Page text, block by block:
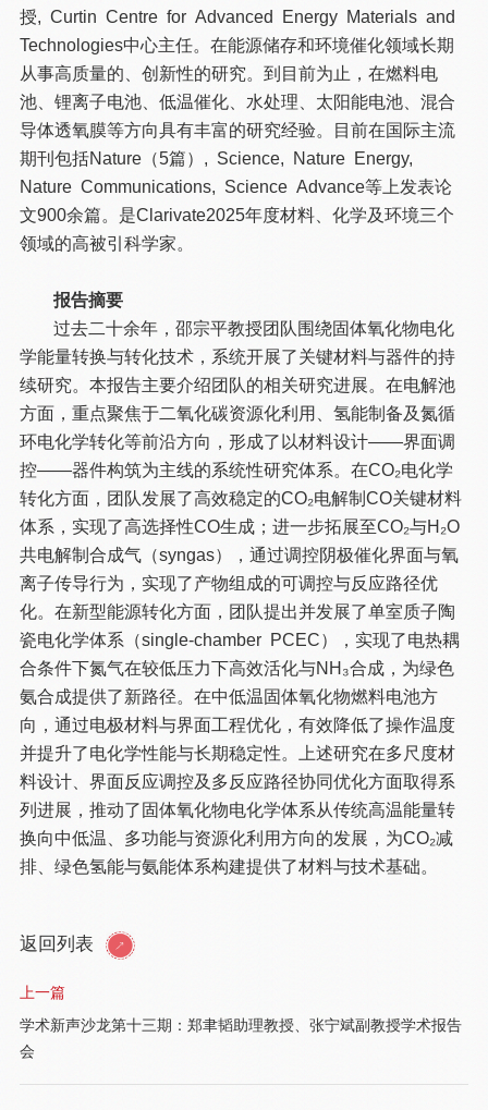
授, Curtin Centre for Advanced Energy Materials and
Technologies中心主任。在能源储存和环境催化领域长期
从事高质量的、创新性的研究。到目前为止，在燃料电
池、锂离子电池、低温催化、水处理、太阳能电池、混合
导体透氧膜等方向具有丰富的研究经验。目前在国际主流
期刊包括Nature（5篇） , Science, Nature Energy,
Nature Communications, Science Advance等上发表论
文900余篇。是Clarivate2025年度材料、化学及环境三个
领域的高被引科学家。
报告摘要
过去二十余年，邵宗平教授团队围绕固体氧化物电化
学能量转换与转化技术，系统开展了关键材料与器件的持
续研究。本报告主要介绍团队的相关研究进展。在电解池
方面，重点聚焦于二氧化碳资源化利用、氢能制备及氮循
环电化学转化等前沿方向，形成了以材料设计——界面调
控——器件构筑为主线的系统性研究体系。在CO₂电化学
转化方面，团队发展了高效稳定的CO₂电解制CO关键材料
体系，实现了高选择性CO生成；进一步拓展至CO₂与H₂O
共电解制合成气（syngas），通过调控阴极催化界面与氧
离子传导行为，实现了产物组成的可调控与反应路径优
化。在新型能源转化方面，团队提出并发展了单室质子陶
瓷电化学体系（single-chamber PCEC），实现了电热耦
合条件下氮气在较低压力下高效活化与NH₃合成，为绿色
氨合成提供了新路径。在中低温固体氧化物燃料电池方
向，通过电极材料与界面工程优化，有效降低了操作温度
并提升了电化学性能与长期稳定性。上述研究在多尺度材
料设计、界面反应调控及多反应路径协同优化方面取得系
列进展，推动了固体氧化物电化学体系从传统高温能量转
换向中低温、多功能与资源化利用方向的发展，为CO₂减
排、绿色氢能与氨能体系构建提供了材料与技术基础。
返回列表
上一篇
学术新声沙龙第十三期：郑聿韬助理教授、张宁斌副教授学术报告
会